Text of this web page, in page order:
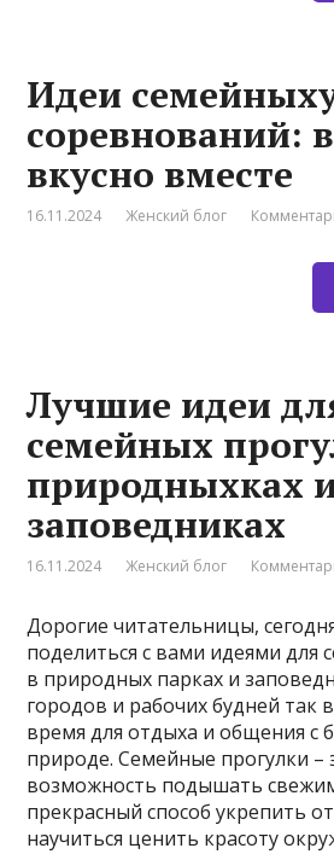
Идеи
соревнований:
вкусно вместе
16.11.2024 Женский блог
Лучшие идеи
семейных
природныхках
заповедниках
16.11.2024 Женский блог
Дорогие читательницы,
поделиться с вами идеями для
в природных парках и
городов и рабочих будней так
время для отдыха и общения с
природе. Семейные прогулки –
возможность подышать
прекрасный способ укрепить
научиться ценить красоту